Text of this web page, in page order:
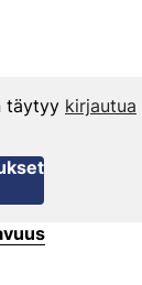
täytyy kirjautua